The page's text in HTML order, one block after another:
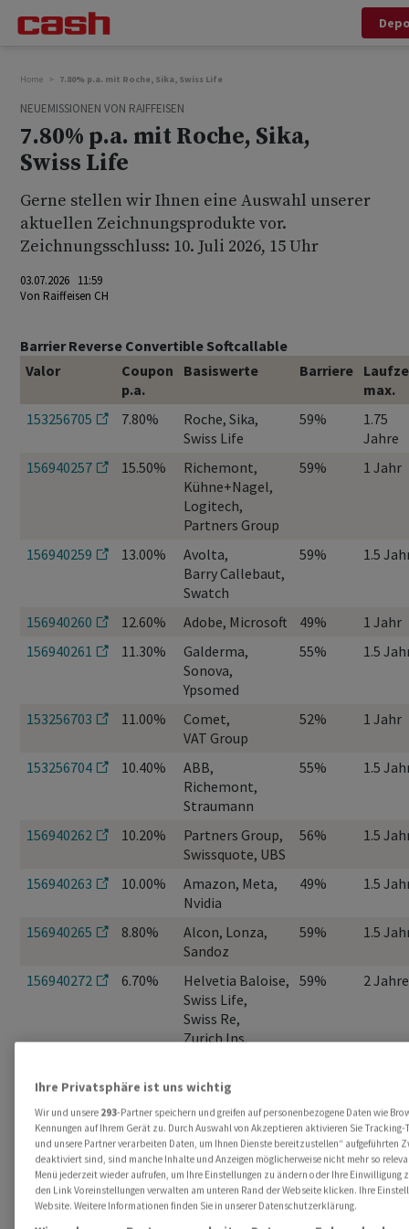
Home 7.80% p.a. mit Roche, Sika, Swiss Life
NEUEMISSIONEN VON RAIFFEISEN
7.80% p.a. mit Roche, Sika,
Swiss Life
Gerne stellen wir Ihnen eine Auswahl unserer
aktuellen Zeichnungsprodukte vor.
Zeichnungsschluss: 10. Juli 2026, 15 Uhr
03.07.2026 11:59
Von Raiffeisen CH
Barrier Reverse Convertible Softcallable
Valor
Coupon
p.a.
Basiswerte Barriere
max.
153256705
7.80%
Roche, Sika,
Swiss Life
59%
1.75
Jahre
156940257
15.50%
Richemont,
Kühne+Nagel,
Logitech,
Partners Group
59% 1 Jahr
156940259 13.00%
Avolta,
Barry Callebaut,
Swatch
59% 1.5
156940260 12.60% Adobe, Microsoft 49%
1 Jahr
156940261
11.30%
Galderma,
Sonova,
Ypsomed
55% 1.5
153256703 11.00%
Comet,
VAT Group
52% 1 Jahr
153256704 10.40%
ABB,
Richemont,
Straumann
55% 1.5
156940262 10.20%
Partners Group,
Swissquote, UBS
56% 1.5
156940263 10.00%
Amazon, Meta,
Nvidia
49% 1.5
156940265 8.80%
Alcon, Lonza,
Sandoz
59% 1.5
156940272 6.70%
Helvetia Baloise,
Swiss Life,
Swiss Re,
Zurich Ins.
59% 2 Jahre
Roche
156940275 4.00%
Euro Stoxx 50 ®,
S&P 500 ®, SMI ®
61% 2 Jahre
Ihre Privatsphäre ist uns wichtig
Wir und unsere 293-Partner speichern und greifen auf personenbezogene Daten wie
Kennungen auf Ihrem Gerät zu. Durch Auswahl von Akzeptieren aktivieren Sie
und unsere Partner verarbeiten Daten, um Ihnen Dienste bereitzustellen“ aufgeführten
deaktiviert sind, sind manche Inhalte und Anzeigen möglicherweise nicht mehr so
Menü jederzeit wieder aufrufen, um Ihre Einstellungen zu ändern oder Ihre Einwilligung
den Link Voreinstellungen verwalten am unteren Rand der Webseite klicken. Ihre
Website. Weitere Informationen finden Sie in unserer Datenschutzerklärung.